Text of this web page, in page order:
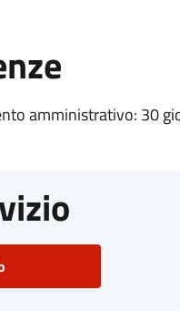
amministrativo: 30